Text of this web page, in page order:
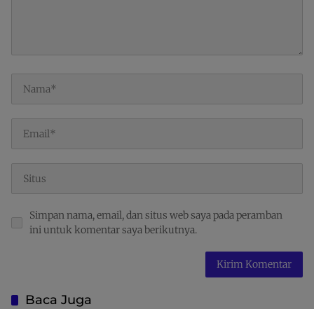
Simpan nama, email, dan situs web saya pada peramban
ini untuk komentar saya berikutnya.
Baca Juga